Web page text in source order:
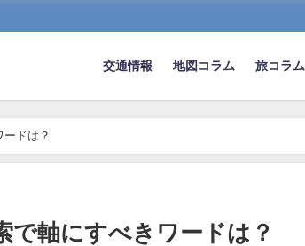
交通情報 地図コラム 旅コラム
ドは？
で軸にすべきワードは？